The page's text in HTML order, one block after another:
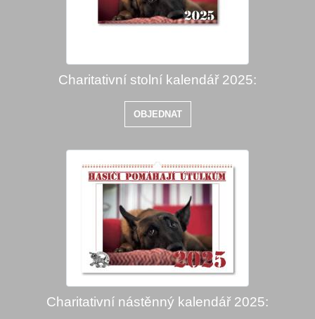
Charitativní stolní kalendář 2025:
OBJEDNAT
Charitativní nástěnný kalendář 2025: